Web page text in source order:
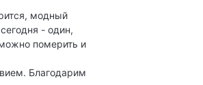
модный
- один,
померить и
Благодарим